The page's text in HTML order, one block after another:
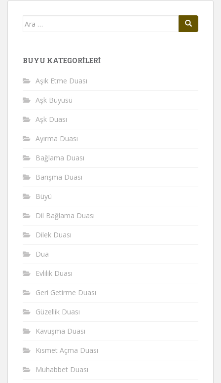
Arama
BÜYÜ KATEGORILERI
Aşık Etme Duası
Aşk Büyüsü
Aşk Duası
Ayırma Duası
Bağlama Duası
Barışma Duası
Büyü
Dil Bağlama Duası
Dilek Duası
Dua
Evlilik Duası
Geri Getirme Duası
Güzellik Duası
Kavuşma Duası
Kısmet Açma Duası
Muhabbet Duası